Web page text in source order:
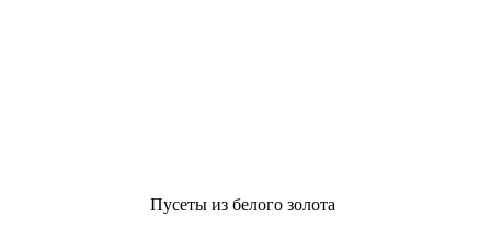
Пусеты из белого золота